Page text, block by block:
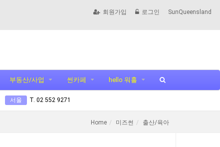
회원가입 로그인 SunQueensland
부동산/사업 썬카페 hello 워홀
서울 T. 02 552 9271
Home 미즈썬 출산/육아